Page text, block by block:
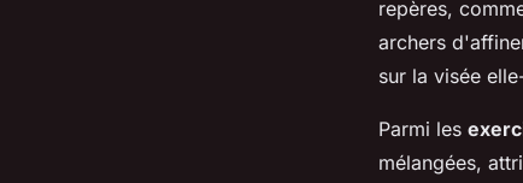
repères,
archers
sur la visée
Parmi les
mélangées,